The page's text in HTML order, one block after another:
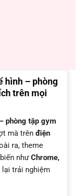
hình – phòng
trên mọi
phòng tập gym
mà trên điện
ra, theme
nhưChrome,
lại trải nghiệm